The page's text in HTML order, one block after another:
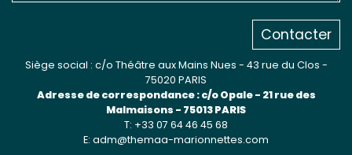
Contacter
Siège social : c/o Théâtre aux Mains Nues - 43 rue du Clos -
75020 PARIS
Adresse de correspondance : c/o Opale - 21 rue des
Malmaisons - 75013 PARIS
T: +33 07 64 46 45 68
E: adm@themaa-marionnettes.com